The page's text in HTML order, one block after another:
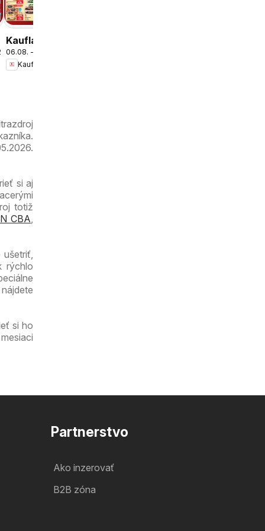
Kaufland
Bratislava-
Petržalka-
06.08. - 12.08.2026
Kaufland
si aj
totiž
CBA
rýchlo
si ho
Partnerstvo
Ako inzerovať
B2B zóna